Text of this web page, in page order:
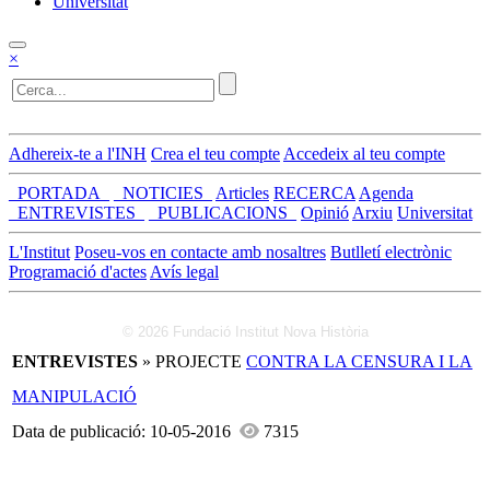
×
Adhereix-te a l'INH Crea el teu compte Accedeix al teu compte
_PORTADA_ _NOTICIES_ Articles RECERCA Agenda
_ENTREVISTES_
_PUBLICACIONS_ Opinió Arxiu Universitat
L'Institut Poseu-vos en contacte amb nosaltres Butlletí electrònic
Programació d'actes Avís legal
© 2026 Fundació Institut Nova Història
ENTREVISTES » PROJECTE CONTRA LA CENSURA I LA
MANIPULACIÓ
Data de publicació: 10-05-2016
7315